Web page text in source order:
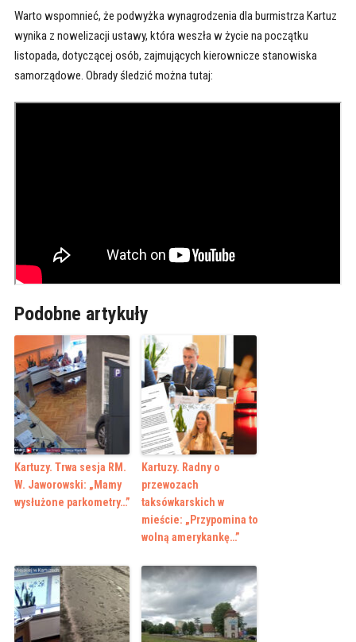
Warto wspomnieć, że podwyżka wynagrodzenia dla burmistrza Kartuz
wynika z nowelizacji ustawy, która weszła w życie na początku
listopada, dotyczącej osób, zajmujących kierownicze stanowiska
samorządowe. Obrady śledzić można tutaj:
Podobne artykuły
Kartuzy. Trwa sesja RM.
W. Jaworowski: „Mamy
wysłużone parkometry…”
Kartuzy. Radny o
przewozach
taksówkarskich w
mieście: „Przypomina to
wolną amerykankę…”